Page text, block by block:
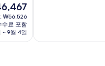
₩56,526
수료 포함
~ 9월 4일
좋